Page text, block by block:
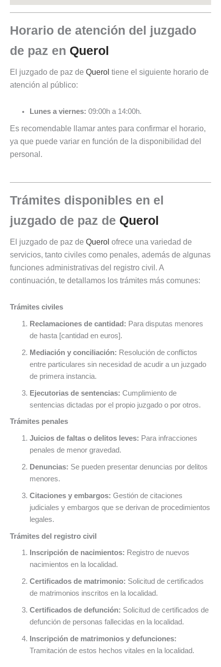
Horario de atención del juzgado
de paz en Querol
El juzgado de paz de Querol tiene el siguiente horario de
atención al público:
Lunes a viernes: 09:00h a 14:00h.
Es recomendable llamar antes para confirmar el horario,
ya que puede variar en función de la disponibilidad del
personal.
Trámites disponibles en el
juzgado de paz de Querol
El juzgado de paz de Querol ofrece una variedad de
servicios, tanto civiles como penales, además de algunas
funciones administrativas del registro civil. A
continuación, te detallamos los trámites más comunes:
Trámites civiles
Reclamaciones de cantidad: Para disputas menores
de hasta [cantidad en euros].
Mediación y conciliación: Resolución de conflictos
entre particulares sin necesidad de acudir a un juzgado
de primera instancia.
Ejecutorias de sentencias: Cumplimiento de
sentencias dictadas por el propio juzgado o por otros.
Trámites penales
Juicios de faltas o delitos leves: Para infracciones
penales de menor gravedad.
Denuncias: Se pueden presentar denuncias por delitos
menores.
Citaciones y embargos: Gestión de citaciones
judiciales y embargos que se derivan de procedimientos
legales.
Trámites del registro civil
Inscripción de nacimientos: Registro de nuevos
nacimientos en la localidad.
Certificados de matrimonio: Solicitud de certificados
de matrimonios inscritos en la localidad.
Certificados de defunción: Solicitud de certificados de
defunción de personas fallecidas en la localidad.
Inscripción de matrimonios y defunciones:
Tramitación de estos hechos vitales en la localidad.